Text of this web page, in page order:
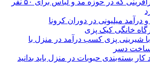
روایت بانوی کارآفرینی که در حوزه مد و لباس برای ۵۰ نفر
میلیونی در دوران کرونا
خانگی کیک پزی
شیرینی پزی کسب درآمد در منزل با
دسر
بسته‌بندی حبوبات در منزل باید بدانید